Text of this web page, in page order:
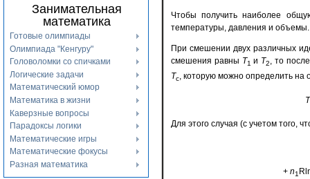
Занимательная
математика
Готовые олимпиады
Олимпиада "Кенгуру"
Головоломки со спичками
Логические задачи
Математический юмор
Математика в жизни
Каверзные вопросы
Парадоксы логики
Математические игры
Математические фокусы
Разная математика
Чтобы получить наиболее
температуры, давления и объемы.
При смешении двух различных
смешения равны T1 и T2, то
Тс, которую можно определить
Т
Для этого случая (с учетом того,
+ n1